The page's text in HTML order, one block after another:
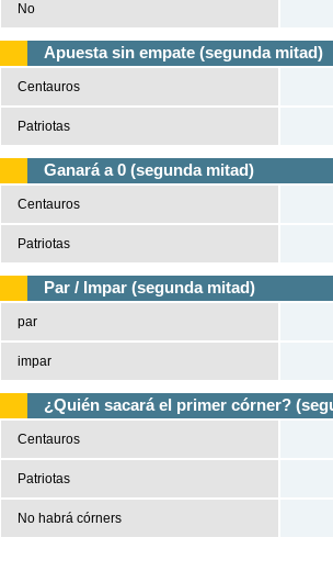
No
Apuesta sin empate (segunda mitad)
Centauros
Patriotas
Ganará a 0 (segunda mitad)
Centauros
Patriotas
Par / Impar (segunda mitad)
par
impar
¿Quién sacará el primer córner?
Centauros
Patriotas
No habrá córners